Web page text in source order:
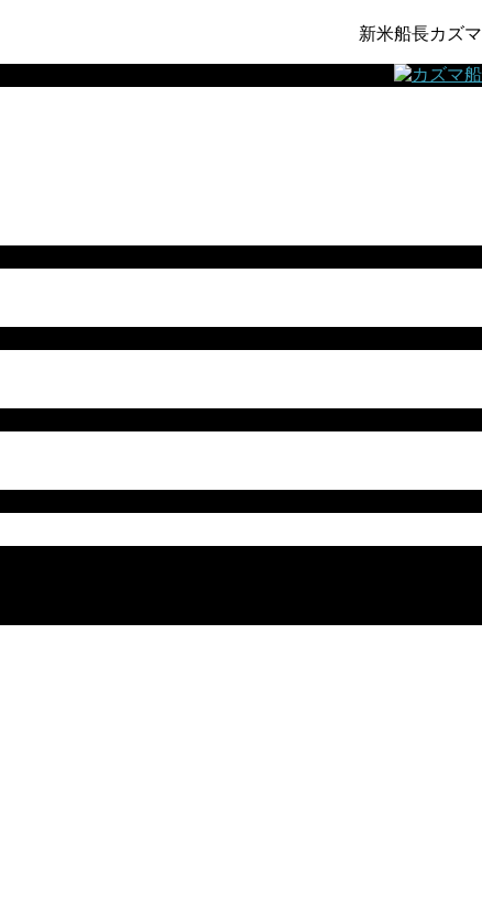
新米船長カズ